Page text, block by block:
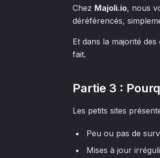
Chez Majoli.io, nous
déréférencés,
Et dans la majorité
fait.
Partie 3 :
Les petits sites
Peu ou pas de
Mises à jour